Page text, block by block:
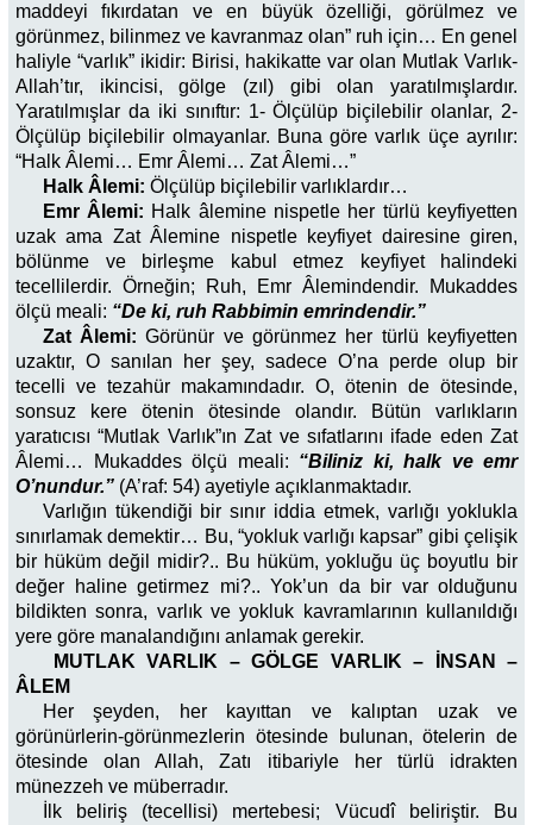
maddeyi fıkırdatan ve en büyük özelliği, görülmez ve
görünmez, bilinmez ve kavranmaz olan” ruh için… En genel
haliyle “varlık” ikidir: Birisi, hakikatte var olan Mutlak Varlık-
Allah’tır, ikincisi, gölge (zıl) gibi olan yaratılmışlardır.
Yaratılmışlar da iki sınıftır: 1- Ölçülüp biçilebilir olanlar, 2-
Ölçülüp biçilebilir olmayanlar. Buna göre varlık üçe ayrılır:
“Halk Âlemi… Emr Âlemi… Zat Âlemi…”
Halk Âlemi: Ölçülüp biçilebilir varlıklardır…
Emr Âlemi: Halk âlemine nispetle her türlü keyfiyetten
uzak ama Zat Âlemine nispetle keyfiyet dairesine giren,
bölünme ve birleşme kabul etmez keyfiyet halindeki
tecellilerdir. Örneğin; Ruh, Emr Âlemindendir. Mukaddes
ölçü meali: “De ki, ruh Rabbimin emrindendir.”
Zat Âlemi: Görünür ve görünmez her türlü keyfiyetten
uzaktır, O sanılan her şey, sadece O’na perde olup bir
tecelli ve tezahür makamındadır. O, ötenin de ötesinde,
sonsuz kere ötenin ötesinde olandır. Bütün varlıkların
yaratıcısı “Mutlak Varlık”ın Zat ve sıfatlarını ifade eden Zat
Âlemi… Mukaddes ölçü meali: “Biliniz ki, halk ve emr
O’nundur.” (A’raf: 54) ayetiyle açıklanmaktadır.
Varlığın tükendiği bir sınır iddia etmek, varlığı yoklukla
sınırlamak demektir… Bu, “yokluk varlığı kapsar” gibi çelişik
bir hüküm değil midir?.. Bu hüküm, yokluğu üç boyutlu bir
değer haline getirmez mi?.. Yok’un da bir var olduğunu
bildikten sonra, varlık ve yokluk kavramlarının kullanıldığı
yere göre manalandığını anlamak gerekir.
MUTLAK VARLIK – GÖLGE VARLIK – İNSAN –
ÂLEM
Her şeyden, her kayıttan ve kalıptan uzak ve
görünürlerin-görünmezlerin ötesinde bulunan, ötelerin de
ötesinde olan Allah, Zatı itibariyle her türlü idrakten
münezzeh ve müberradır.
İlk beliriş (tecellisi) mertebesi; Vücudî beliriştir. Bu